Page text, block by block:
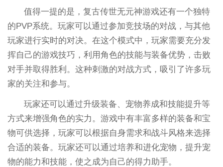
值得一提的是，复古传世无元神游戏还有一个独特
的PVP系统。玩家可以通过参加竞技场的对战，与其他
玩家进行实时的对决。在这个模式中，玩家需要充分发
挥自己的游戏技巧，利用角色的技能与装备优势，击败
对手并取得胜利。这种刺激的对战方式，吸引了许多玩
家的关注和参与。
玩家还可以通过升级装备、宠物养成和技能提升等
方式来增强角色的实力。游戏中有丰富多样的装备和宝
物可供选择，玩家可以根据自身需求和战斗风格来选择
合适的装备。玩家还可以通过培养和进化宠物，提升宠
物的能力和技能，使之成为自己的得力助手。